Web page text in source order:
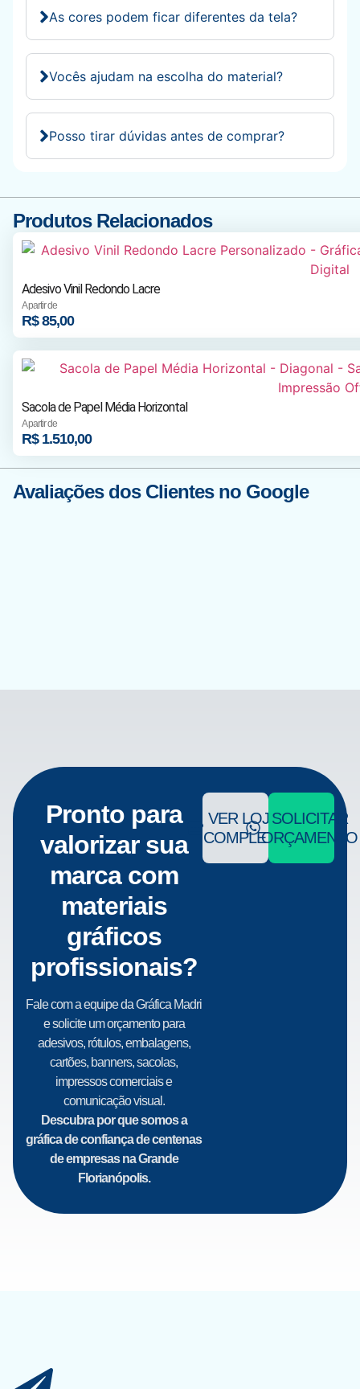
As cores podem ficar diferentes da tela?
Vocês ajudam na escolha do material?
Posso tirar dúvidas antes de comprar?
Produtos Relacionados
Adesivo Vinil Redondo Lacre
A partir de
R$85,00
Sacola de Papel Média Horizontal
A partir de
R$1.510,00
Avaliações dos Clientes no Google
Pronto para
valorizar sua
marca com
materiais
gráficos
profissionais?
Fale com a equipe da Gráfica Madri
e solicite um orçamento para
adesivos, rótulos, embalagens,
cartões, banners, sacolas,
impressos comerciais e
comunicação visual.
Descubra por que somos a
gráfica de confiança de centenas
de empresas na Grande
Florianópolis.
VER LOJA
COMPLETA
SOLICITAR
ORÇAMENTO